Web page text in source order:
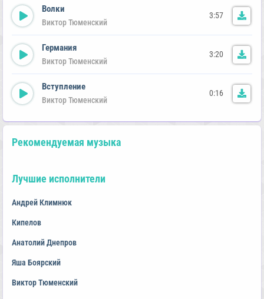
Волки
Виктор Тюменский
3:57
Германия
Виктор Тюменский
3:20
Вступление
Виктор Тюменский
0:16
Рекомендуемая музыка
Лучшие исполнители
Андрей Климнюк
Кипелов
Анатолий Днепров
Яша Боярский
Виктор Тюменский